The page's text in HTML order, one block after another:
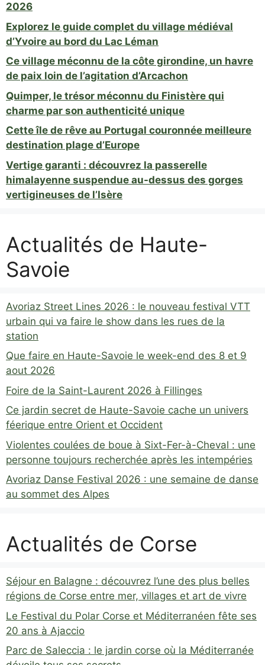
2026
Explorez le guide complet du village médiéval
d’Yvoire au bord du Lac Léman
Ce village méconnu de la côte girondine, un havre
de paix loin de l’agitation d’Arcachon
Quimper, le trésor méconnu du Finistère qui
charme par son authenticité unique
Cette île de rêve au Portugal couronnée meilleure
destination plage d’Europe
Vertige garanti : découvrez la passerelle
himalayenne suspendue au-dessus des gorges
vertigineuses de l’Isère
Actualités de Haute-
Savoie
Avoriaz Street Lines 2026 : le nouveau festival VTT
urbain qui va faire le show dans les rues de la
station
Que faire en Haute-Savoie le week-end des 8 et 9
aout 2026
Foire de la Saint-Laurent 2026 à Fillinges
Ce jardin secret de Haute-Savoie cache un univers
féerique entre Orient et Occident
Violentes coulées de boue à Sixt-Fer-à-Cheval : une
personne toujours recherchée après les intempéries
Avoriaz Danse Festival 2026 : une semaine de danse
au sommet des Alpes
Actualités de Corse
Séjour en Balagne : découvrez l’une des plus belles
régions de Corse entre mer, villages et art de vivre
Le Festival du Polar Corse et Méditerranéen fête ses
20 ans à Ajaccio
Parc de Saleccia : le jardin corse où la Méditerranée